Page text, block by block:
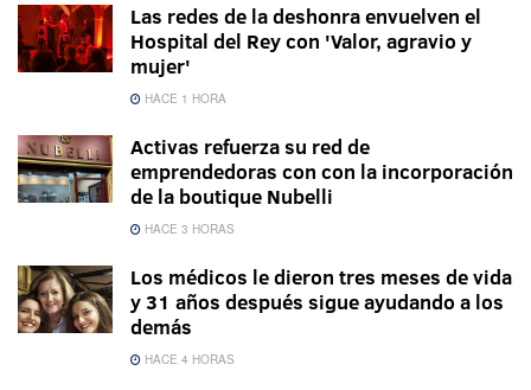
Las redes de la deshonra envuelven el
Hospital del Rey con 'Valor, agravio y
mujer'
HACE 1 HORA
Activas refuerza su red de
emprendedoras con con la incorporación
de la boutique Nubelli
HACE 3 HORAS
Los médicos le dieron tres meses de vida
y 31 años después sigue ayudando a los
demás
HACE 4 HORAS